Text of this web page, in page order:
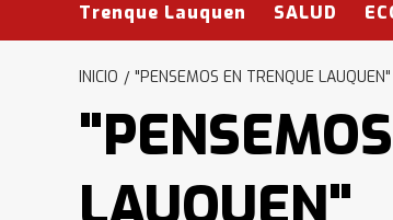
Trenque Lauquen SALUD
INICIO "PENSEMOS EN TRENQUE LAUQUEN"